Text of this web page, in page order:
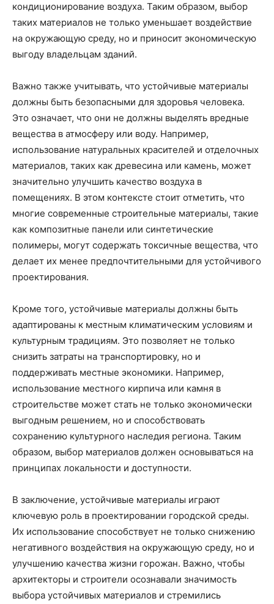
кондиционирование воздуха. Таким образом, выбор
таких материалов не только уменьшает воздействие
на окружающую среду, но и приносит экономическую
выгоду владельцам зданий.
Важно также учитывать, что устойчивые материалы
должны быть безопасными для здоровья человека.
Это означает, что они не должны выделять вредные
вещества в атмосферу или воду. Например,
использование натуральных красителей и отделочных
материалов, таких как древесина или камень, может
значительно улучшить качество воздуха в
помещениях. В этом контексте стоит отметить, что
многие современные строительные материалы, такие
как композитные панели или синтетические
полимеры, могут содержать токсичные вещества, что
делает их менее предпочтительными для устойчивого
проектирования.
Кроме того, устойчивые материалы должны быть
адаптированы к местным климатическим условиям и
культурным традициям. Это позволяет не только
снизить затраты на транспортировку, но и
поддерживать местные экономики. Например,
использование местного кирпича или камня в
строительстве может стать не только экономически
выгодным решением, но и способствовать
сохранению культурного наследия региона. Таким
образом, выбор материалов должен основываться на
принципах локальности и доступности.
В заключение, устойчивые материалы играют
ключевую роль в проектировании городской среды.
Их использование способствует не только снижению
негативного воздействия на окружающую среду, но и
улучшению качества жизни горожан. Важно, чтобы
архитекторы и строители осознавали значимость
выбора устойчивых материалов и стремились